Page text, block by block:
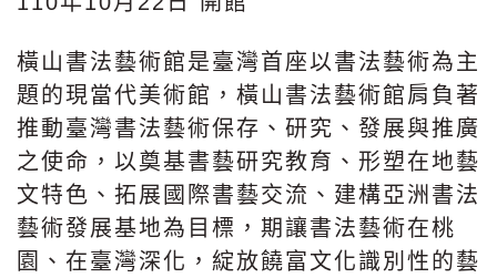
橫山書法藝術館是臺灣首座以書法藝術為主
題的現當代美術館，橫山書法藝術館肩負著
推動臺灣書法藝術保存、研究、發展與推廣
之使命，以奠基書藝研究教育、形塑在地藝
文特色、拓展國際書藝交流、建構亞洲書法
藝術發展基地為目標，期讓書法藝術在桃
園、在臺灣深化，綻放饒富文化識別性的藝